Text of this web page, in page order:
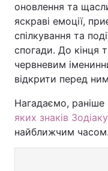
оновлення та
яскраві емоції,
спілкування та
спогади. До кінця
червневим
відкрити перед
Нагадаємо, раніше
яких знаків
найближчим часом.